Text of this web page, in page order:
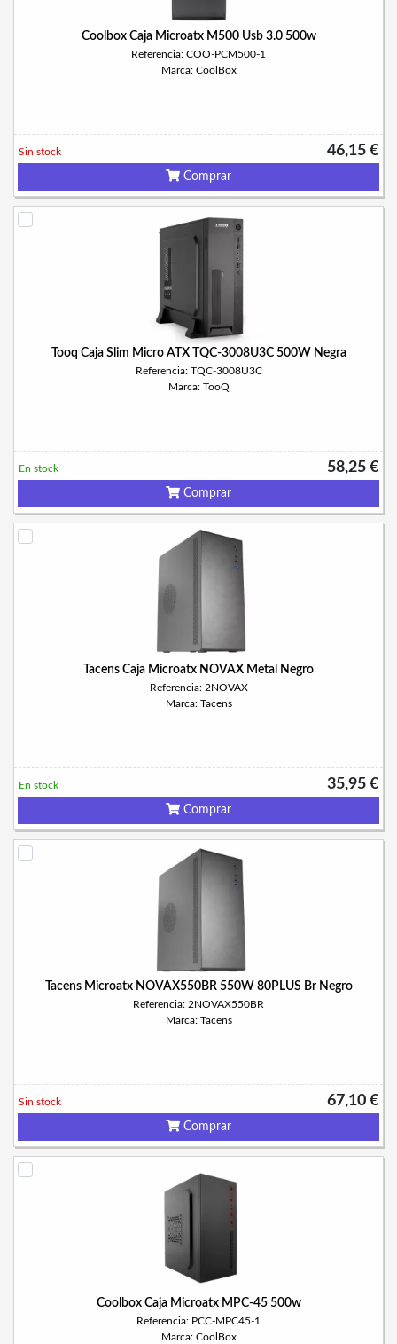
Coolbox Caja Microatx M500 Usb 3.0 500w
Referencia: COO-PCM500-1
Marca: CoolBox
46,15 €
Sin stock
Comprar
Tooq Caja Slim Micro ATX TQC-3008U3C 500W Negra
Referencia: TQC-3008U3C
Marca: TooQ
58,25 €
En stock
Comprar
Tacens Caja Microatx NOVAX Metal Negro
Referencia: 2NOVAX
Marca: Tacens
35,95 €
En stock
Comprar
Tacens Microatx NOVAX550BR 550W 80PLUS Br Negro
Referencia: 2NOVAX550BR
Marca: Tacens
67,10 €
Sin stock
Comprar
Coolbox Caja Microatx MPC-45 500w
Referencia: PCC-MPC45-1
Marca: CoolBox